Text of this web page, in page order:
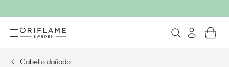
Cabello dañado